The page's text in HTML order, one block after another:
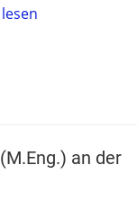
an der